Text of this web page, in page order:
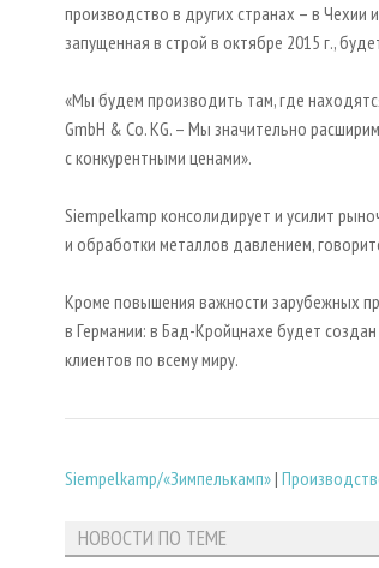
производство в других странах – в
запущенная в строй в октябре 2015 г.,
«Мы будем производить там, где
GmbH & Co. KG. – Мы значительно
с конкурентными ценами».
Siempelkamp консолидирует и усилит
и обработки металлов давлением,
Кроме повышения важности зарубежных
в Германии: в Бад-Кройцнахе будет
клиентов по всему миру.
Siempelkamp/«Зимпелькамп»|
НОВОСТИ ПО ТЕМЕ